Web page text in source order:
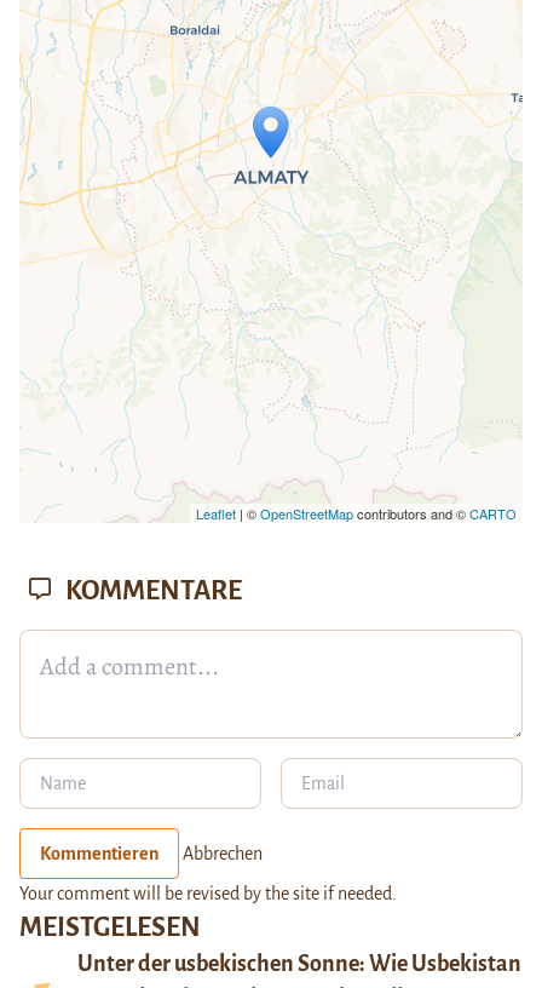
Travelers' Map wird geladen …
Wenn du dies siehst, nachdem deine
Seite vollständig geladen wurde,
fehlen leafletJS-Dateien.
Leaflet| ©OpenStreetMapcontributors and ©CARTO
MEISTGELESEN
Unter der usbekischen Sonne: Wie Usbekistan
KOMMENTARE
Kommentieren Abbrechen
Your comment will be revised by the site if needed.